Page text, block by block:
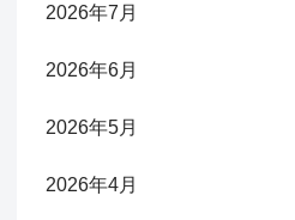
2026年7月
2026年6月
2026年5月
2026年4月